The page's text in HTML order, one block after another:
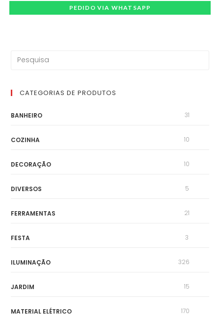
PEDIDO VIA WHATSAPP
CATEGORIAS DE PRODUTOS
BANHEIRO 31
COZINHA 10
DECORAÇÃO 10
DIVERSOS 5
FERRAMENTAS 21
FESTA 3
ILUMINAÇÃO 326
JARDIM 15
MATERIAL ELÉTRICO 170